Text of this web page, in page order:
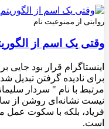
روایتی از ممنوعیت نام
وقتی یک اسم از
اینستاگرام قرار بود جایی
برای نادیده گرفتن
مرتبط با نام " سردار
نیست نشانه‌ای روشن از
فریاد، بلکه با سکوت عمل
است.